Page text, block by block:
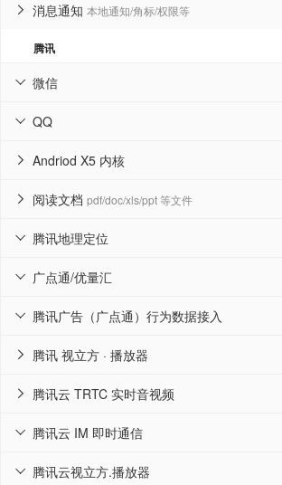
消息通知 本地通知/角标/权限等

腾讯
微信

QQ

Andriod X5 内核

阅读文档 pdf/doc/xls/ppt 等文件

腾讯地理定位

广点通/优量汇

腾讯广告（广点通）行为数据接入

腾讯 视立方 · 播放器

腾讯云 TRTC 实时音视频

腾讯云 IM 即时通信

腾讯云视立方.播放器
